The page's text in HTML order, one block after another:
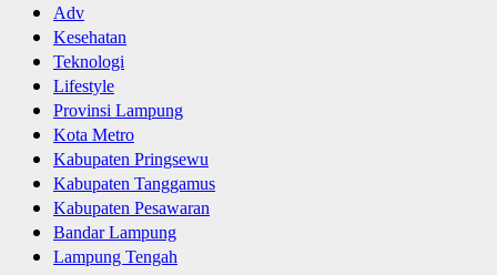
Adv
Kesehatan
Teknologi
Lifestyle
Provinsi Lampung
Kota Metro
Kabupaten Pringsewu
Kabupaten Tanggamus
Kabupaten Pesawaran
Bandar Lampung
Lampung Tengah